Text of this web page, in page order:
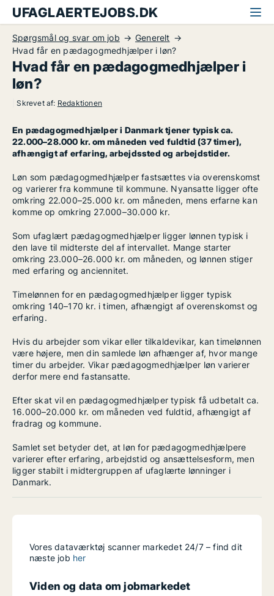
UFAGLAERTEJOBS.DK
Spørgsmål og svar om job
Generelt
Hvad får en pædagogmedhjælper i løn?
Hvad får en pædagogmedhjælper i
løn?
Skrevet af: Redaktionen
En pædagogmedhjælper i Danmark tjener typisk ca.
22.000–28.000 kr. om måneden ved fuldtid (37 timer),
afhængigt af erfaring, arbejdssted og arbejdstider.
Løn som pædagogmedhjælper fastsættes via overenskomst
og varierer fra kommune til kommune. Nyansatte ligger ofte
omkring 22.000–25.000 kr. om måneden, mens erfarne kan
komme op omkring 27.000–30.000 kr.
Som ufaglært pædagogmedhjælper ligger lønnen typisk i
den lave til midterste del af intervallet. Mange starter
omkring 23.000–26.000 kr. om måneden, og lønnen stiger
med erfaring og anciennitet.
Timelønnen for en pædagogmedhjælper ligger typisk
omkring 140–170 kr. i timen, afhængigt af overenskomst og
erfaring.
Hvis du arbejder som vikar eller tilkaldevikar, kan timelønnen
være højere, men din samlede løn afhænger af, hvor mange
timer du arbejder. Vikar pædagogmedhjælper løn varierer
derfor mere end fastansatte.
Efter skat vil en pædagogmedhjælper typisk få udbetalt ca.
16.000–20.000 kr. om måneden ved fuldtid, afhængigt af
fradrag og kommune.
Samlet set betyder det, at løn for pædagogmedhjælpere
varierer efter erfaring, arbejdstid og ansættelsesform, men
ligger stabilt i midtergruppen af ufaglærte lønninger i
Danmark.
Vores dataværktøj scanner markedet 24/7 – find dit
næste job her
Viden og data om jobmarkedet